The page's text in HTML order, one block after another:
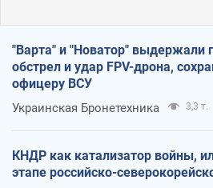
"Варта" и "Новатор" выдержали
обстрел и удар FPV-дрона,
офицеру ВСУ
Украинская Бронетехника 3,3 т.
КНДР как катализатор войны,
этапе российско-